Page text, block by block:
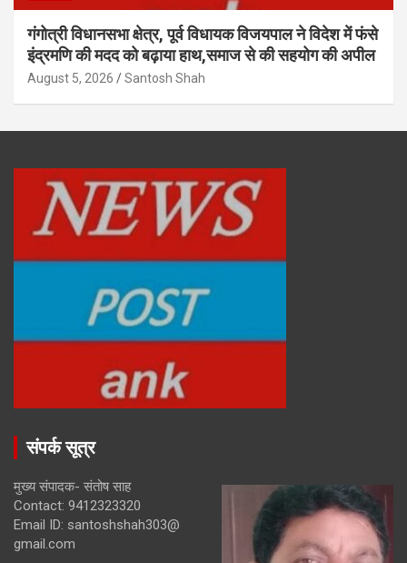
गंगोत्री विधानसभा क्षेत्र, पूर्व विधायक विजयपाल ने विदेश में फंसे
इंद्रमणि की मदद को बढ़ाया हाथ,समाज से की सहयोग की अपील
August 5, 2026 Santosh Shah
संपर्क सूत्र
मुख्य संपादक- संतोष साह
Contact: 9412323320
Email ID: santoshshah303@
gmail.com